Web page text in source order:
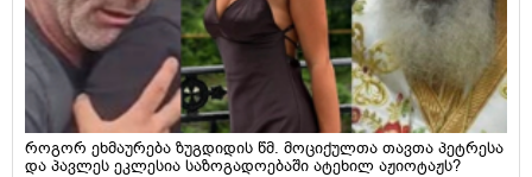
როგორ ეხმაურება ზუგდიდის წმ. მოციქულთა თავთა პეტრესა
და პავლეს ეკლესია საზოგადოებაში ატეხილ აჟიოტაჟს?